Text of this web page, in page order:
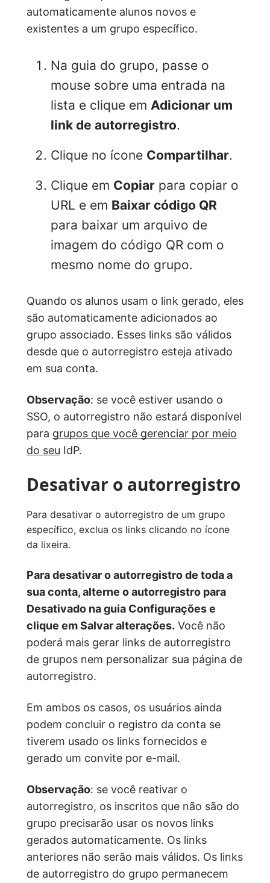
automaticamente alunos novos e
existentes a um grupo específico.
Na guia do grupo, passe o
mouse sobre uma entrada na
lista e clique em Adicionar um
link de autorregistro.
Clique no ícone Compartilhar.
Clique em Copiar para copiar o
URL e em Baixar código QR
para baixar um arquivo de
imagem do código QR com o
mesmo nome do grupo.
Quando os alunos usam o link gerado, eles
são automaticamente adicionados ao
grupo associado. Esses links são válidos
desde que o autorregistro esteja ativado
em sua conta.
Observação: se você estiver usando o
SSO, o autorregistro não estará disponível
para grupos que você gerenciar por meio
do seu IdP.
Desativar o autorregistro
Para desativar o autorregistro de um grupo
específico, exclua os links clicando no ícone
da lixeira.
Para desativar o autorregistro de toda a
sua conta, alterne o autorregistro para
Desativado na guia Configurações e
clique em Salvar alterações. Você não
poderá mais gerar links de autorregistro
de grupos nem personalizar sua página de
autorregistro.
Em ambos os casos, os usuários ainda
podem concluir o registro da conta se
tiverem usado os links fornecidos e
gerado um convite por e-mail.
Observação: se você reativar o
autorregistro, os inscritos que não são do
grupo precisarão usar os novos links
gerados automaticamente. Os links
anteriores não serão mais válidos. Os links
de autorregistro do grupo permanecem